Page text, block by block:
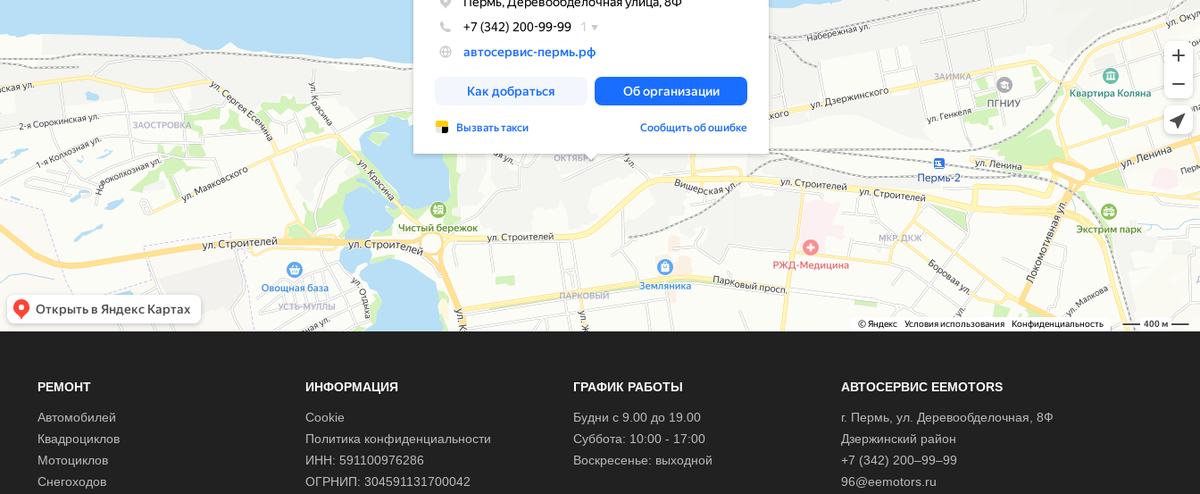
РЕМОНТ
Автомобилей
Квадроциклов
Мотоциклов
Снегоходов
ИНФОРМАЦИЯ
Cookie
Политика конфиденциальности
ИНН: 591100976286
ОГРНИП: 304591131700042
ГРАФИК РАБОТЫ
Будни с 9.00 до 19.00
Суббота: 10:00 - 17:00
Воскресенье: выходной
АВТОСЕРВИС EEMOTORS
г. Пермь , ул. Деревообделочная, 8Ф
Дзержинский район
+7 (342) 200–99–99
96@eemotors.ru